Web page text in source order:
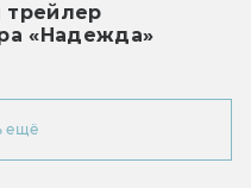
«Надежда»
ещё